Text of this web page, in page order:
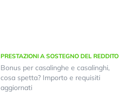
PRESTAZIONI A SOSTEGNO DEL REDDITO
Bonus per casalinghe e casalinghi,
cosa spetta? Importo e requisiti
aggiornati